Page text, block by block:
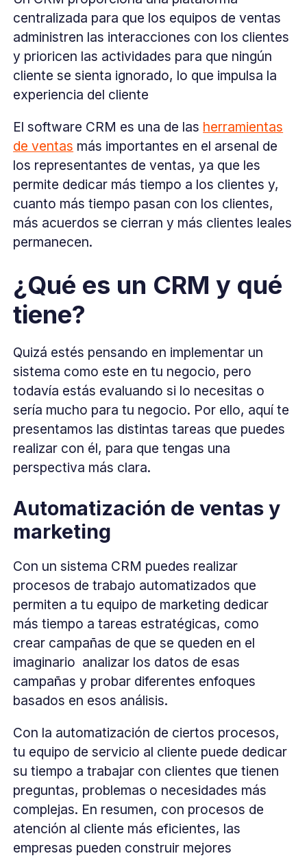
centralizada para que los equipos de ventas
administren las interacciones con los clientes
y prioricen las actividades para que ningún
cliente se sienta ignorado, lo que impulsa la
experiencia del cliente
El software CRM es una de las herramientas
de ventas más importantes en el arsenal de
los representantes de ventas, ya que les
permite dedicar más tiempo a los clientes y,
cuanto más tiempo pasan con los clientes,
más acuerdos se cierran y más clientes leales
permanecen.
¿Qué es un CRM y qué
tiene?
Quizá estés pensando en implementar un
sistema como este en tu negocio, pero
todavía estás evaluando si lo necesitas o
sería mucho para tu negocio. Por ello, aquí te
presentamos las distintas tareas que puedes
realizar con él, para que tengas una
perspectiva más clara.
Automatización de ventas y
marketing
Con un sistema CRM puedes realizar
procesos de trabajo automatizados que
permiten a tu equipo de marketing dedicar
más tiempo a tareas estratégicas, como
crear campañas de que se queden en el
imaginario analizar los datos de esas
campañas y probar diferentes enfoques
basados ​​en esos análisis.
Con la automatización de ciertos procesos,
tu equipo de servicio al cliente puede dedicar
su tiempo a trabajar con clientes que tienen
preguntas, problemas o necesidades más
complejas. En resumen, con procesos de
atención al cliente más eficientes, las
empresas pueden construir mejores